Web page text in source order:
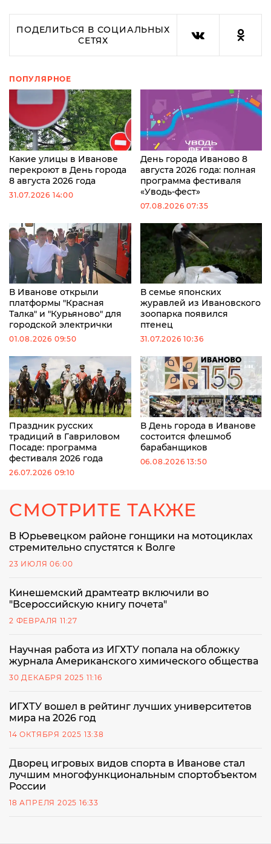
ПОДЕЛИТЬСЯ В СОЦИАЛЬНЫХ
СЕТЯХ
ПОПУЛЯРНОЕ
Какие улицы в Иванове
перекроют в День города
8 августа 2026 года
31.07.2026 14:00
День города Иваново 8
августа 2026 года: полная
программа фестиваля
«Уводь-фест»
07.08.2026 07:35
В Иванове открыли
платформы "Красная
Талка" и "Курьяново" для
городской электрички
01.08.2026 09:50
В семье японских
журавлей из Ивановского
зоопарка появился
птенец
31.07.2026 10:36
Праздник русских
традиций в Гавриловом
Посаде: программа
фестиваля 2026 года
26.07.2026 09:10
В День города в Иванове
состоится флешмоб
барабанщиков
06.08.2026 13:50
СМОТРИТЕ ТАКЖЕ
В Юрьевецком районе гонщики на мотоциклах
стремительно спустятся к Волге
23 ИЮЛЯ 06:00
Кинешемский драмтеатр включили во
"Всероссийскую книгу почета"
2 ФЕВРАЛЯ 11:27
Научная работа из ИГХТУ попала на обложку
журнала Американского химического общества
30 ДЕКАБРЯ 2025 11:16
ИГХТУ вошел в рейтинг лучших университетов
мира на 2026 год
14 ОКТЯБРЯ 2025 13:38
Дворец игровых видов спорта в Иванове стал
лучшим многофункциональным спортобъектом
России
18 АПРЕЛЯ 2025 16:33